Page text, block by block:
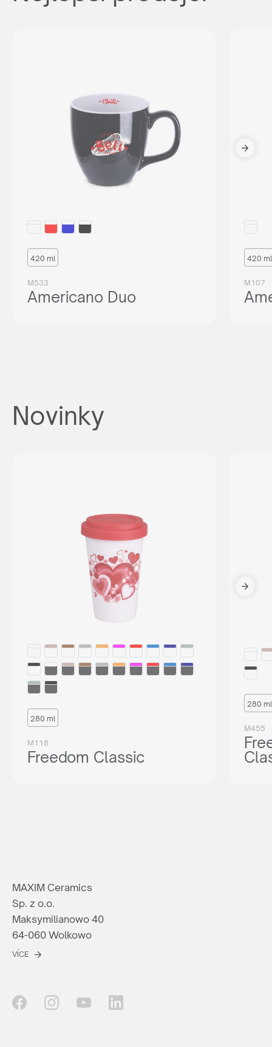
420 ml
M533
Americano Duo
420 ml
M107
Novinky
280 ml
M118
Freedom Classic
280 ml
M455
MAXIM Ceramics
Sp. z o.o.
Maksymilianowo 40
64-060 Wolkowo
VÍCE